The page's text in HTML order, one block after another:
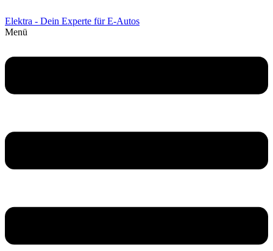
Elektra - Dein Experte für E-Autos
Menü